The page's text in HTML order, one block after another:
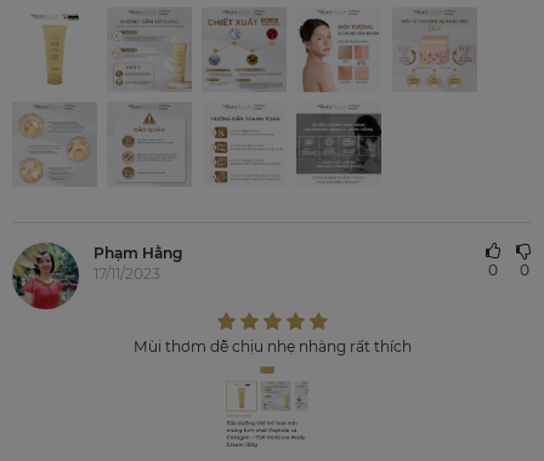
Phạm Hằng
17/11/2023
Mùi thơm dễ chịu nhẹ nhàng rất thích
0 0